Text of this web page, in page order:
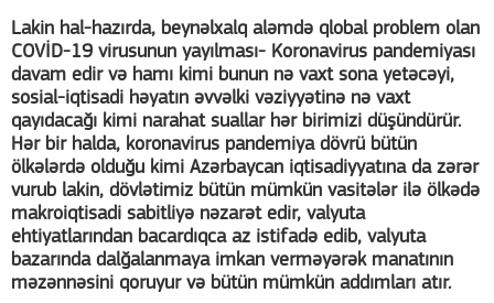
Lakin hal-hazırda, beynəlxalq aləmdə qlobal problem olan
COVİD-19 virusunun yayılması- Koronavirus pandemiyası
davam edir və hamı kimi bunun nə vaxt sona yetəcəyi,
sosial-iqtisadi həyatın əvvəlki vəziyyətinə nə vaxt
qayıdacağı kimi narahat suallar hər birimizi düşündürür.
Hər bir halda, koronavirus pandemiya dövrü bütün
ölkələrdə olduğu kimi Azərbaycan iqtisadiyyatına da zərər
vurub lakin, dövlətimiz bütün mümkün vasitələr ilə ölkədə
makroiqtisadi sabitliyə nəzarət edir, valyuta
ehtiyatlarından bacardıqca az istifadə edib, valyuta
bazarında dalğalanmaya imkan verməyərək manatının
məzənnəsini qoruyur və bütün mümkün addımları atır.